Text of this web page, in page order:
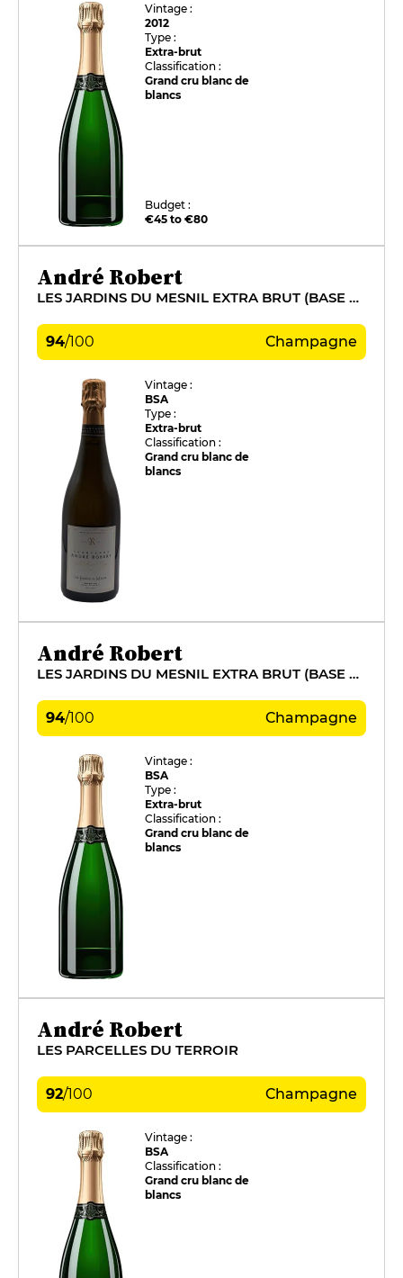
Vintage :
2012
Type :
Extra-brut
Classification :
Grand cru blanc de
blancs
Budget :
€45 to €80
André Robert
LES JARDINS DU MESNIL EXTRA BRUT (BASE 2015)
94/100 Champagne
Vintage :
BSA
Type :
Extra-brut
Classification :
Grand cru blanc de
blancs
André Robert
LES JARDINS DU MESNIL EXTRA BRUT (BASE 2016)
94/100 Champagne
Vintage :
BSA
Type :
Extra-brut
Classification :
Grand cru blanc de
blancs
André Robert
LES PARCELLES DU TERROIR
92/100 Champagne
Vintage :
BSA
Classification :
Grand cru blanc de
blancs